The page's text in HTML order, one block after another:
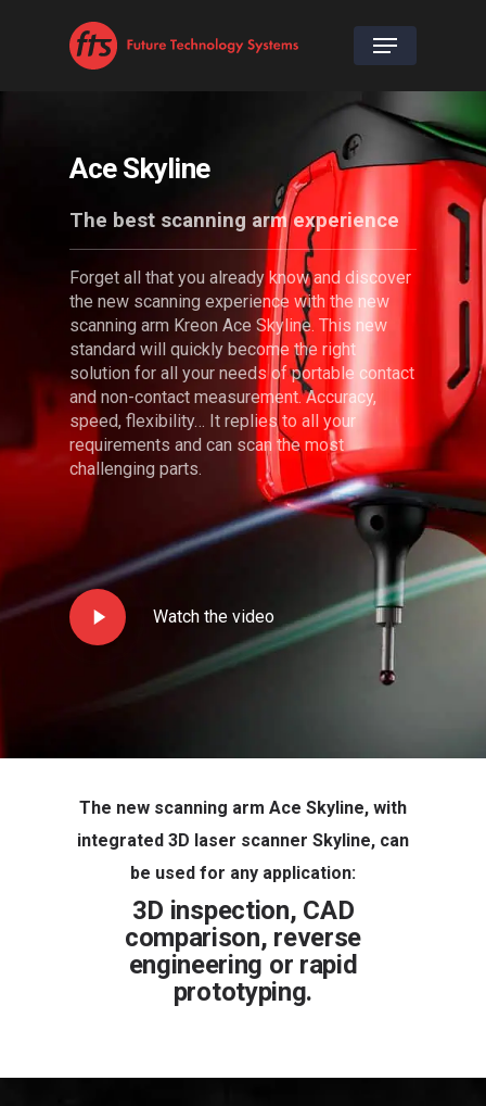
Ace Skyline
The best scanning arm experience
Forget all that you already know and discover
the new scanning experience with the new
scanning arm Kreon Ace Skyline. This new
standard will quickly become the right
solution for all your needs of portable contact
and non-contact measurement. Accuracy,
speed, flexibility… It replies to all your
requirements and can scan the most
challenging parts.
Watch the video
The new scanning arm Ace Skyline, with
integrated 3D laser scanner Skyline, can
be used for any application:
3D inspection, CAD
comparison, reverse
engineering or rapid
prototyping.